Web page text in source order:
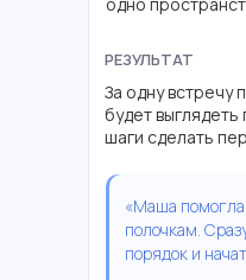
РЕЗУЛЬТАТ
За одну встречу
будет выглядеть
шаги сделать
«Маша помогла
полочкам.
порядок и